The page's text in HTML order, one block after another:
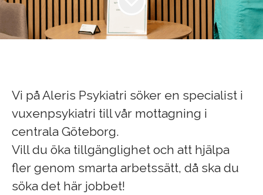
Vi på Aleris Psykiatri söker en specialist i
vuxenpsykiatri till vår mottagning i
centrala Göteborg.
Vill du öka tillgänglighet och att hjälpa
fler genom smarta arbetssätt, då ska du
söka det här jobbet!